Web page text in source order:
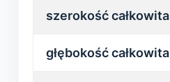
szerokość całkowita
głębokość całkowita